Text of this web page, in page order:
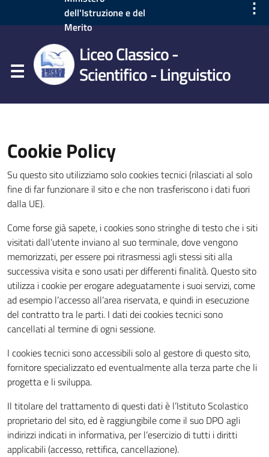
dell'Istruzione e del
Merito
⋮
Liceo Classico -
Scientifico - Linguistico
Cookie Policy
Su questo sito utilizziamo solo cookies tecnici (rilasciati al solo
fine di far funzionare il sito e che non trasferiscono i dati fuori
dalla UE).
Come forse già sapete, i cookies sono stringhe di testo che i siti
visitati dall’utente inviano al suo terminale, dove vengono
memorizzati, per essere poi ritrasmessi agli stessi siti alla
successiva visita e sono usati per differenti finalità. Questo sito
utilizza i cookie per erogare adeguatamente i suoi servizi, come
ad esempio l’accesso all’area riservata, e quindi in esecuzione
del contratto tra le parti. I dati dei cookies tecnici sono
cancellati al termine di ogni sessione.
I cookies tecnici sono accessibili solo al gestore di questo sito,
fornitore specializzato ed eventualmente alla terza parte che li
progetta e li sviluppa.
Il titolare del trattamento di questi dati è l’Istituto Scolastico
proprietario del sito, ed è raggiungibile come il suo DPO agli
indirizzi indicati in informativa, per l’esercizio di tutti i diritti
applicabili (accesso, rettifica, cancellazione).